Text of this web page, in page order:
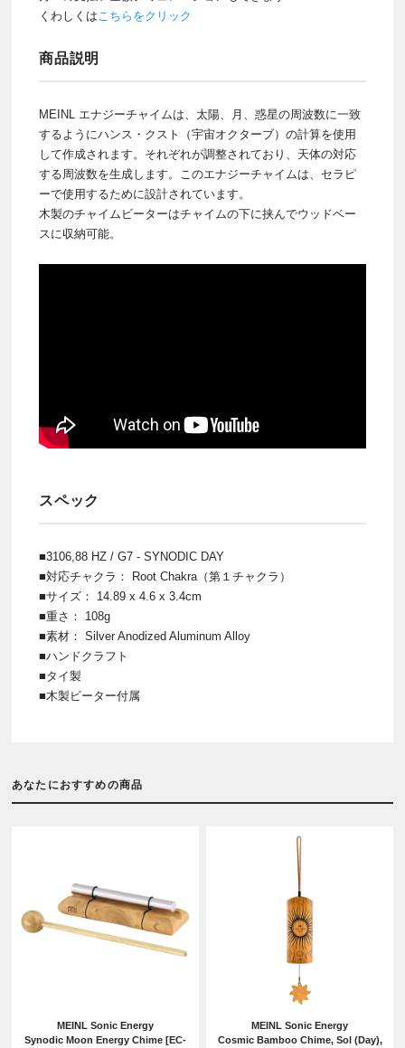
くわしくはこちらをクリック
商品説明
MEINL エナジーチャイムは、太陽、月、惑星の周波数に一致
するようにハンス・クスト（宇宙オクターブ）の計算を使用
して作成されます。それぞれが調整されており、天体の対応
する周波数を生成します。このエナジーチャイムは、セラピ
ーで使用するために設計されています。
木製のチャイムビーターはチャイムの下に挟んでウッドベー
スに収納可能。
スペック
■3106,88 HZ / G7 - SYNODIC DAY
■対応チャクラ： Root Chakra（第１チャクラ）
■サイズ： 14.89 x 4.6 x 3.4cm
■重さ： 108g
■素材： Silver Anodized Aluminum Alloy
■ハンドクラフト
■タイ製
■木製ビーター付属
あなたにおすすめの商品
MEINL Sonic Energy
Synodic Moon Energy Chime [EC-
MEINL Sonic Energy
Cosmic Bamboo Chime, Sol (Day),